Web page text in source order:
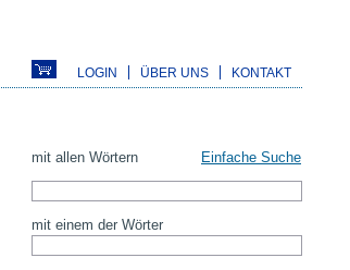
LOGIN ÜBER UNS KONTAKT
mit allen Wörtern Einfache Suche
mit einem der Wörter